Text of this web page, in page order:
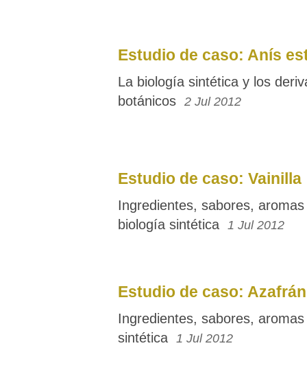
Estudio de caso: Anís
La biología sintética y los
botánicos 2 Jul 2012
Estudio de caso: Vainilla
Ingredientes, sabores,
biología sintética
1 Jul 2012
Estudio de caso: Azafrán
Ingredientes, sabores,
sintética
1 Jul 2012